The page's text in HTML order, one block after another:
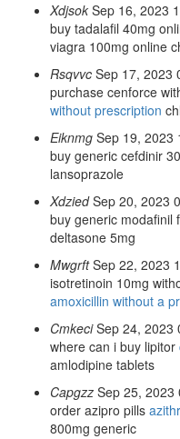
Xdjsok Sep 16, 2023
buy tadalafil 40mg
viagra 100mg online
Rsqvvc Sep 17, 2023
purchase cenforce
without prescription
Eiknmg Sep 19, 2023
buy generic cefdinir
lansoprazole
Xdzied Sep 20, 2023
buy generic modafinil
deltasone 5mg
Mwgrft Sep 22, 2023
isotretinoin 10mg
amoxicillin without a
Cmkeci Sep 24, 2023
where can i buy lipitor
amlodipine tablets
Capgzz Sep 25, 2023
order azipro pills
800mg generic